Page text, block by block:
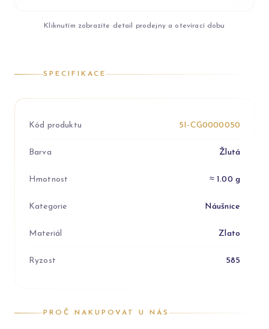
Kliknutím zobrazíte detail prodejny a otevírací dobu
SPECIFIKACE
Kód produktu 5I-CG0000050
Barva Žlutá
Hmotnost ≈ 1.00 g
Kategorie Náušnice
Materiál Zlato
Ryzost 585
PROČ NAKUPOVAT U NÁS